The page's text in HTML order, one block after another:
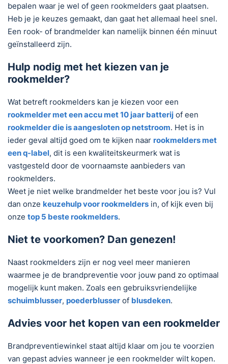
bepalen waar je wel of geen rookmelders gaat plaatsen.
Heb je je keuzes gemaakt, dan gaat het allemaal heel snel.
Een rook- of brandmelder kan namelijk binnen één minuut
geïnstalleerd zijn.
Hulp nodig met het kiezen van je
rookmelder?
Wat betreft rookmelders kan je kiezen voor een
rookmelder met een accu met 10 jaar batterij of een
rookmelder die is aangesloten op netstroom. Het is in
ieder geval altijd goed om te kijken naar rookmelders met
een q-label, dit is een kwaliteitskeurmerk wat is
vastgesteld door de voornaamste aanbieders van
rookmelders.
Weet je niet welke brandmelder het beste voor jou is? Vul
dan onze keuzehulp voor rookmelders in, of kijk even bij
onze top 5 beste rookmelders.
Niet te voorkomen? Dan genezen!
Naast rookmelders zijn er nog veel meer manieren
waarmee je de brandpreventie voor jouw pand zo optimaal
mogelijk kunt maken. Zoals een gebruiksvriendelijke
schuimblusser, poederblusser of blusdeken.
Advies voor het kopen van een rookmelder
Brandpreventiewinkel staat altijd klaar om jou te voorzien
van gepast advies wanneer je een rookmelder wilt kopen.